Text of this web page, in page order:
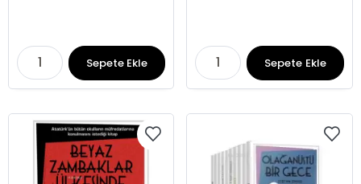
Sepete Ekle Sepete Ekle